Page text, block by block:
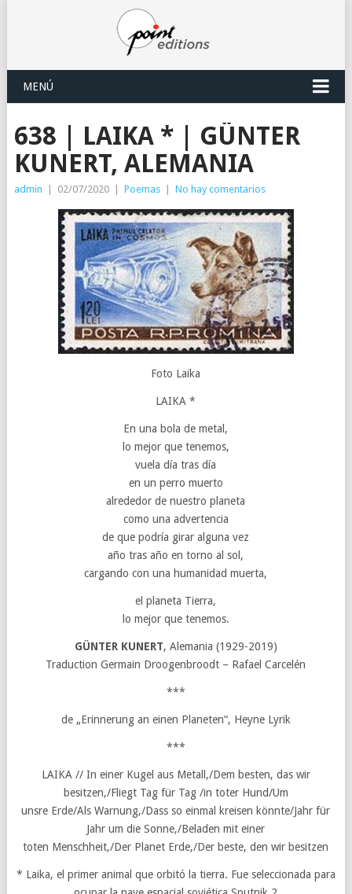
MENÚ
638 | LAIKA * | GÜNTER
KUNERT, ALEMANIA
admin 02/07/2020 Poemas No hay comentarios
Foto Laika
LAIKA *
En una bola de metal,
lo mejor que tenemos,
vuela día tras día
en un perro muerto
alrededor de nuestro planeta
como una advertencia
de que podría girar alguna vez
año tras año en torno al sol,
cargando con una humanidad muerta,
el planeta Tierra,
lo mejor que tenemos.
GÜNTER KUNERT, Alemania (1929-2019)
Traduction Germain Droogenbroodt – Rafael Carcelén
***
de „Erinnerung an einen Planeten“, Heyne Lyrik
***
LAIKA // In einer Kugel aus Metall,/Dem besten, das wir
besitzen,/Fliegt Tag für Tag /in toter Hund/Um
unsre Erde/Als Warnung,/Dass so einmal kreisen könnte/Jahr für
Jahr um die Sonne,/Beladen mit einer
toten Menschheit,/Der Planet Erde,/Der beste, den wir besitzen
* Laika, el primer animal que orbitó la tierra. Fue seleccionada para